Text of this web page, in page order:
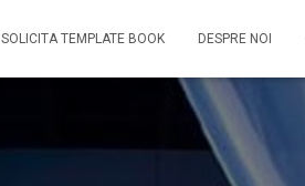
SOLICITA TEMPLATE BOOK DESPRE NOI